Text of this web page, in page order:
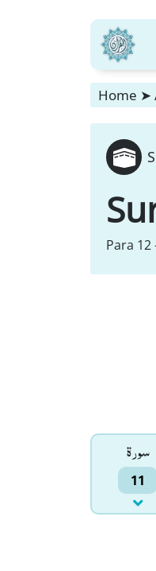
Home ➤
Para 12
سورۃ
11